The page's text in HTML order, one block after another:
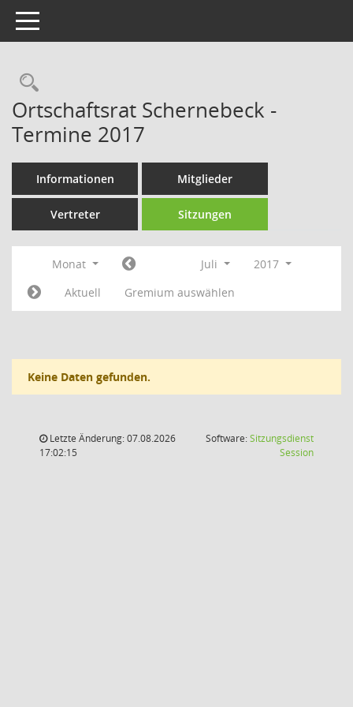
Toggle navigation
Rechercheauswahl
Ortschaftsrat Schernebeck -
Termine 2017
Informationen Mitglieder
Vertreter Sitzungen
Monat Juli
2017
Aktuell
Gremium auswählen
Keine Daten gefunden.
Letzte Änderung: 07.08.2026
17:02:15
Software:Sitzungsdienst
Session(Wird in